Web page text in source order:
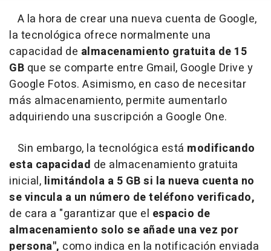
A la hora de crear una nueva cuenta de Google,
la tecnológica ofrece normalmente una
capacidad de almacenamiento gratuita de 15
GB que se comparte entre Gmail, Google Drive y
Google Fotos. Asimismo, en caso de necesitar
más almacenamiento, permite aumentarlo
adquiriendo una suscripción a Google One.
Sin embargo, la tecnológica está modificando
esta capacidad de almacenamiento gratuita
inicial, limitándola a 5 GB si la nueva cuenta no
se vincula a un número de teléfono verificado,
de cara a "garantizar que el espacio de
almacenamiento solo se añade una vez por
persona", como indica en la notificación enviada